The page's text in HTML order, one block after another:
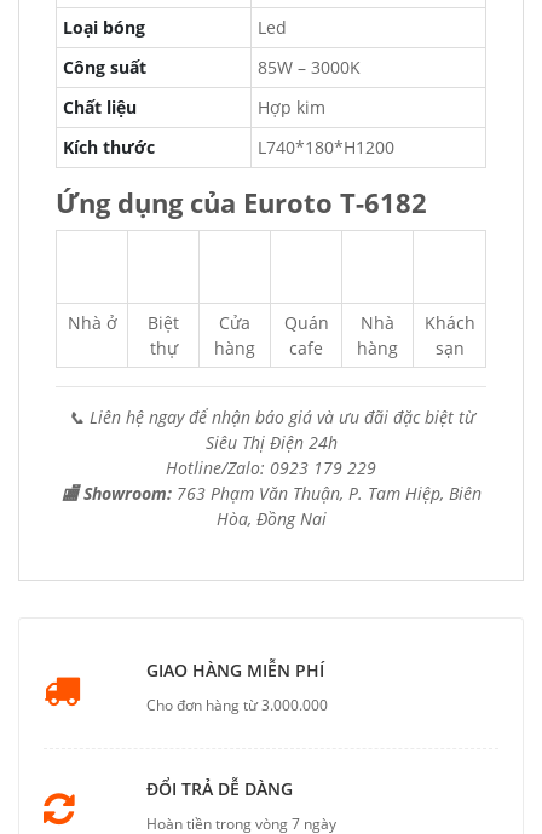
Loại bóng
Led
Công suất
85W – 3000K
Chất liệu
Hợp kim
Kích thước
L740*180*H1200
Ứng dụng của Euroto T-6182
Nhà ở
Biệt
thự
Cửa
hàng
Quán
cafe
Nhà
hàng
Khách
sạn
📞 Liên hệ ngay để nhận báo giá và ưu đãi đặc biệt từ
Siêu Thị Điện 24h
Hotline/Zalo: 0923 179 229
🏬 Showroom: 763 Phạm Văn Thuận, P. Tam Hiệp, Biên
Hòa, Đồng Nai
GIAO HÀNG MIỄN PHÍ
Cho đơn hàng từ 3.000.000
ĐỔI TRẢ DỄ DÀNG
Hoàn tiền trong vòng 7 ngày